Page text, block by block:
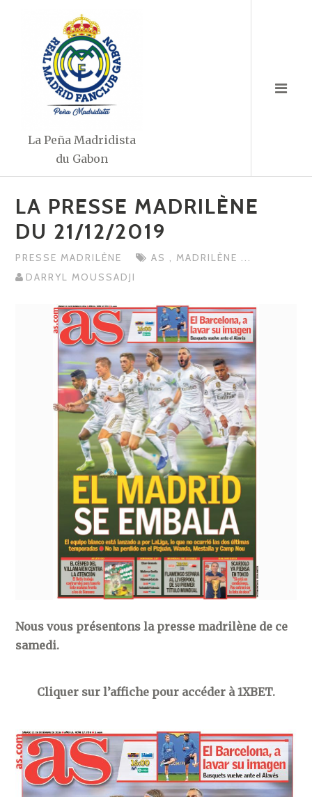
La Peña Madridista
du Gabon
LA PRESSE MADRILÈNE
DU 21/12/2019
PRESSE MADRILÈNE AS , MADRILÈNE ...
DARRYL MOUSSADJI
Nous vous présentons la presse madrilène de ce
samedi.
Cliquer sur l’affiche pour accéder à 1XBET.